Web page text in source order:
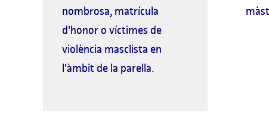
nombrosa, matrícula
d'honor o víctimes de
violència masclista en
l'àmbit de la parella.